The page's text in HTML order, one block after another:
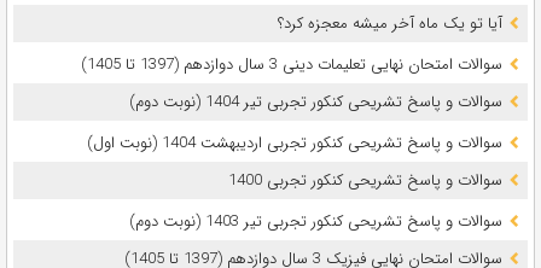
آیا تو یک ماه آخر میشه معجزه کرد؟
سوالات امتحان نهایی تعلیمات دینی 3 سال دوازدهم (1397 تا 1405)
سوالات و پاسخ تشریحی کنکور تجربی تیر 1404 (نوبت دوم)
سوالات و پاسخ تشریحی کنکور تجربی اردیبهشت 1404 (نوبت اول)
سوالات و پاسخ تشریحی کنکور تجربی 1400
سوالات و پاسخ تشریحی کنکور تجربی تیر 1403 (نوبت دوم)
سوالات امتحان نهایی فیزیک 3 سال دوازدهم (1397 تا 1405)